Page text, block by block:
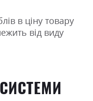
в ціну товару
від виду